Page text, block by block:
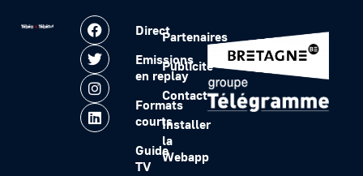
Direct
Emissions
en replay
Formats
courts
Guide
TV
Partenaires
Publicité
Contact
Installer
la
Webapp